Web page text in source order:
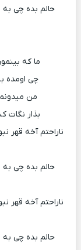
حالم بده چی
ما که
چی اومده
من
بذار نگات
ناراحتم آخه قهر
حالم بده چی
ناراحتم آخه قهر
حالم بده چی